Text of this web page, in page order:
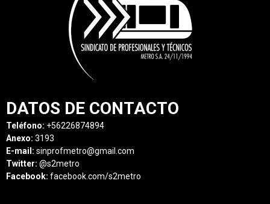
DATOS DE CONTACTO
Teléfono: +56226874894
Anexo: 3193
E-mail: sinprofmetro@gmail.com
Twitter: @s2metro
Facebook: facebook.com/s2metro